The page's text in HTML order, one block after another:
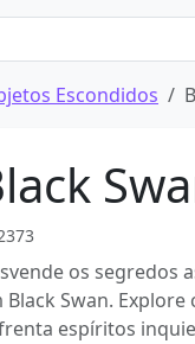
Escondidos
os segredos
Black Swan.
espíritos